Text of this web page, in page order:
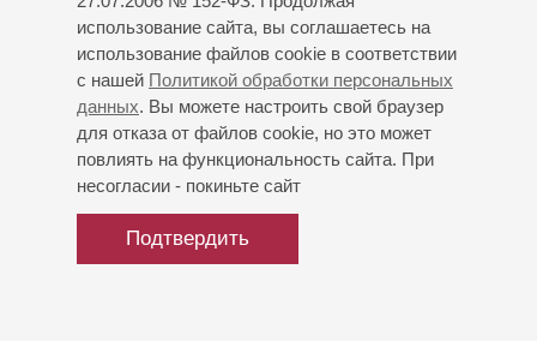
использование сайта, вы соглашаетесь на
использование файлов cookie в соответствии
с нашей Политикой обработки персональных
данных. Вы можете настроить свой браузер
для отказа от файлов cookie, но это может
повлиять на функциональность сайта. При
несогласии - покиньте сайт
Подтвердить
Дирижёр -Дмитрий Юровский;Дмитрий Маслеев
фортепиано
Бетховен: «Кориолан», увертюра к трагедии
Г.И.Коллина, Концерт № 3 для фортепиано с
оркестром, Симфония № 5
Купить билет 900 — 2500 р.